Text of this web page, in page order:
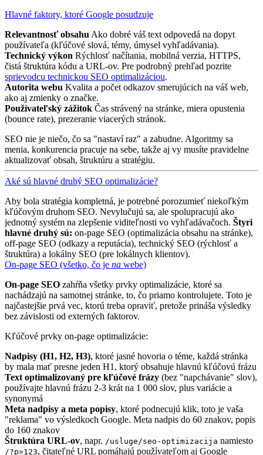
Hlavné faktory, ktoré Google posudzuje
Relevantnosť obsahu Ako dobré váš text odpovedá na dopyt
používateľa (kľúčové slová, témy, úmysel vyhľadávania).
Technický výkon Rýchlosť načítania, mobilná verzia, HTTPS,
čistá štruktúra kódu a URL-ov. Pre podrobný prehľad pozrite
sprievodcu technickou SEO optimalizáciou.
Autorita webu Kvalita a počet odkazov smerujúcich na váš web,
ako aj zmienky o značke.
Používateľský zážitok Čas strávený na stránke, miera opustenia
(bounce rate), prezeranie viacerých stránok.
SEO nie je niečo, čo sa "nastaví raz" a zabudne. Algoritmy sa
menia, konkurencia pracuje na sebe, takže aj vy musíte pravidelne
aktualizovať obsah, štruktúru a stratégiu.
Aké sú hlavné druhý SEO optimalizácie?
Aby bola stratégia kompletná, je potrebné porozumieť niekoľkým
kľúčovým druhom SEO. Nevylučujú sa, ale spolupracujú ako
jednotný systém na zlepšenie viditeľnosti vo vyhľadávačoch. Štyri
hlavné druhý sú: on-page SEO (optimalizácia obsahu na stránke),
off-page SEO (odkazy a reputácia), technický SEO (rýchlosť a
štruktúra) a lokálny SEO (pre lokálnych klientov).
On-page SEO (všetko, čo je na webe)
On-page SEO zahŕňa všetky prvky optimalizácie, ktoré sa
nachádzajú na samotnej stránke, to, čo priamo kontrolujete. Toto je
najčastejšie prvá vec, ktorú treba opraviť, pretože prináša výsledky
bez závislosti od externých faktorov.
Kľúčové prvky on-page optimalizácie:
Nadpisy (H1, H2, H3), ktoré jasné hovoria o téme, každá stránka
by mala mať presne jeden H1, ktorý obsahuje hlavnú kľúčovú frázu
Text optimalizovaný pre kľúčové frázy (bez "napchávanie" slov),
používajte hlavnú frázu 2-3 krát na 1 000 slov, plus variácie a
synonymá
Meta nadpisy a meta popisy, ktoré podnecujú klik, toto je vaša
"reklama" vo výsledkoch Google. Meta nadpis do 60 znakov, popis
do 160 znakov
Štruktúra URL-ov, napr. /usluge/seo-optimizacija namiesto
/?p=123, čitateľné URL pomáhajú používateľom aj Google